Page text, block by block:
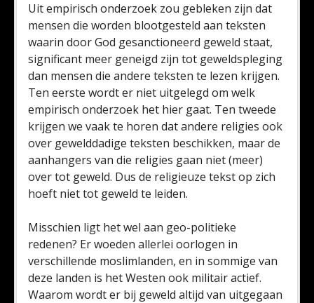
Uit empirisch onderzoek zou gebleken zijn dat
mensen die worden blootgesteld aan teksten
waarin door God gesanctioneerd geweld staat,
significant meer geneigd zijn tot geweldspleging
dan mensen die andere teksten te lezen krijgen.
Ten eerste wordt er niet uitgelegd om welk
empirisch onderzoek het hier gaat. Ten tweede
krijgen we vaak te horen dat andere religies ook
over gewelddadige teksten beschikken, maar de
aanhangers van die religies gaan niet (meer)
over tot geweld. Dus de religieuze tekst op zich
hoeft niet tot geweld te leiden.
Misschien ligt het wel aan geo-politieke
redenen? Er woeden allerlei oorlogen in
verschillende moslimlanden, en in sommige van
deze landen is het Westen ook militair actief.
Waarom wordt er bij geweld altijd van uitgegaan